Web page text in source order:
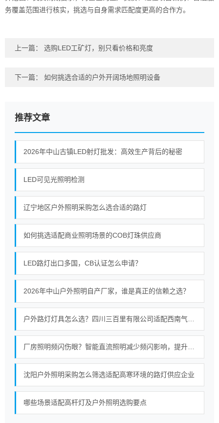
务覆盖范围进行核实，挑选与自身需求匹配度更高的合作方。
上一篇： 选购LED工矿灯，别只看价格和亮度
下一篇： 如何挑选合适的户外开阔场地照明设备
推荐文章
2026年中山古镇LED射灯批发：高效生产背后的秘密
LED可见光照明检测
辽宁地区户外照明采购怎么选合适的路灯
如何挑选适配商业照明场景的COB灯珠供应商
LED路灯出口多国，CB认证怎么申请？
2026年中山户外照明自产厂家，谁是真正的信赖之选？
沈阳户外照明采购怎么筛选适配高寒环境的路灯供应企业
哪些场景适配高杆灯及户外照明选购要点